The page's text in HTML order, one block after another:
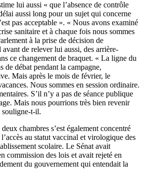
lui aussi « que l’absence de contrôle
aussi long pour un sujet qui concerne
pas acceptable ». « Nous avons examiné
sanitaire et à chaque fois nous sommes
à la prise de décision de
de relever lui aussi, des arrière-
ce changement de braquet. « La ligne du
de débat pendant la campagne,
Mais après le mois de février, le
Nous sommes en session ordinaire.
S’il n’y a pas de séance publique
Mais nous pourrions très bien revenir
souligne-t-il.
chambres s’est également concentré
au statut vaccinal et virologique des
scolaire. Le Sénat avait
commission des lois et avait rejeté en
du gouvernement qui entendait la